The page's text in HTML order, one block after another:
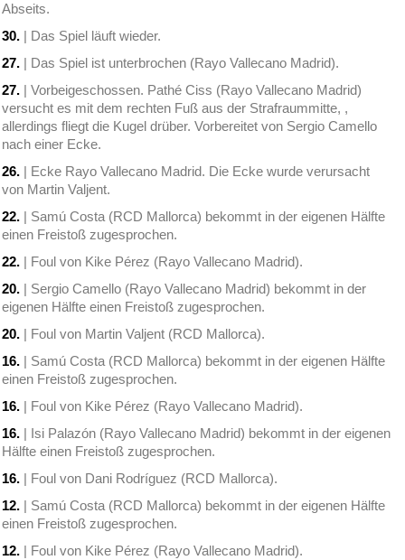
Abseits.
30. | Das Spiel läuft wieder.
27. | Das Spiel ist unterbrochen (Rayo Vallecano Madrid).
27. | Vorbeigeschossen. Pathé Ciss (Rayo Vallecano Madrid)
versucht es mit dem rechten Fuß aus der Strafraummitte, ,
allerdings fliegt die Kugel drüber. Vorbereitet von Sergio Camello
nach einer Ecke.
26. | Ecke Rayo Vallecano Madrid. Die Ecke wurde verursacht
von Martin Valjent.
22. | Samú Costa (RCD Mallorca) bekommt in der eigenen Hälfte
einen Freistoß zugesprochen.
22. | Foul von Kike Pérez (Rayo Vallecano Madrid).
20. | Sergio Camello (Rayo Vallecano Madrid) bekommt in der
eigenen Hälfte einen Freistoß zugesprochen.
20. | Foul von Martin Valjent (RCD Mallorca).
16. | Samú Costa (RCD Mallorca) bekommt in der eigenen Hälfte
einen Freistoß zugesprochen.
16. | Foul von Kike Pérez (Rayo Vallecano Madrid).
16. | Isi Palazón (Rayo Vallecano Madrid) bekommt in der eigenen
Hälfte einen Freistoß zugesprochen.
16. | Foul von Dani Rodríguez (RCD Mallorca).
12. | Samú Costa (RCD Mallorca) bekommt in der eigenen Hälfte
einen Freistoß zugesprochen.
12. | Foul von Kike Pérez (Rayo Vallecano Madrid).